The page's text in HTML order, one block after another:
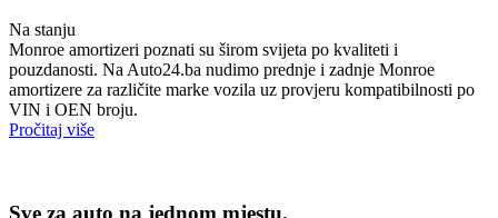
Na stanju
Monroe amortizeri poznati su širom svijeta po kvaliteti i
pouzdanosti. Na Auto24.ba nudimo prednje i zadnje Monroe
amortizere za različite marke vozila uz provjeru kompatibilnosti po
VIN i OEN broju.
Pročitaj više
Sve za auto na jednom mjestu.